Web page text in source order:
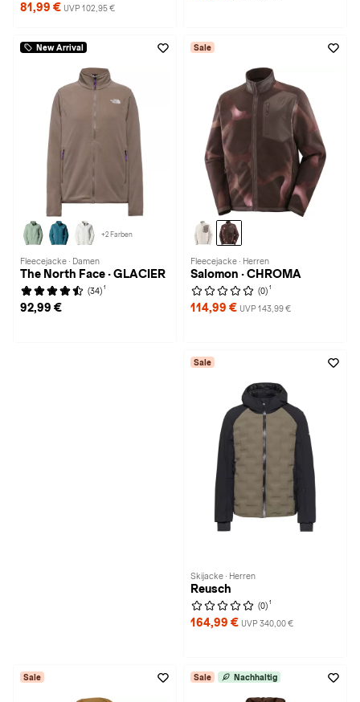
81,99 € UVP 102,95 €
New Arrival
+2 Farben
Fleecejacke · Damen
The North Face · GLACIER
(34) 1
92,99 €
Sale
Fleecejacke · Herren
Salomon · CHROMA
(0) 1
114,99 € UVP 143,99 €
Sale
Skijacke · Herren
Reusch
(0) 1
164,99 € UVP 340,00 €
Sale Sale Nachhaltig